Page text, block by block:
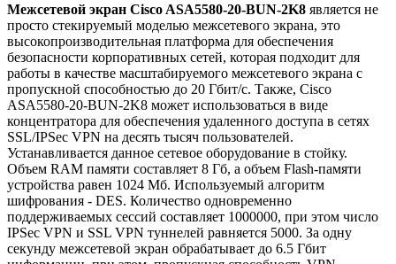
Межсетевой экран Cisco ASA5580-20-BUN-2K8 является не
просто стекируемый моделью межсетевого экрана, это
высокопроизводительная платформа для обеспечения
безопасности корпоративных сетей, которая подходит для
работы в качестве масштабируемого межсетевого экрана с
пропускной способностью до 20 Гбит/с. Также, Cisco
ASA5580-20-BUN-2K8 может использоваться в виде
концентратора для обеспечения удаленного доступа в сетях
SSL/IPSec VPN на десять тысяч пользователей.
Устанавливается данное сетевое оборудование в стойку.
Объем RAM памяти составляет 8 Гб, а объем Flash-памяти
устройства равен 1024 Мб. Используемый алгоритм
шифрования - DES. Количество одновременно
поддерживаемых сессий составляет 1000000, при этом число
IPSec VPN и SSL VPN туннелей равняется 5000. За одну
секунду межсетевой экран обрабатывает до 6.5 Гбит